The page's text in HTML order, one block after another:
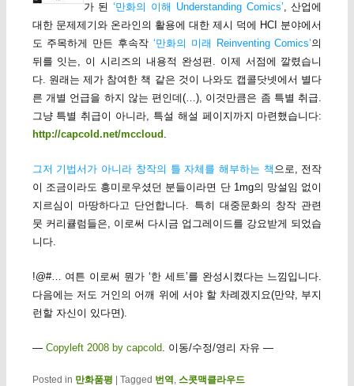
가 된‘만화의 이해 Understanding Comics’, 산업에
대한 문제제기와 온라인의 활용에 대한 제시 덕에 HCI 분야에서
도 주목하게 만든 후속작 ‘만화의 미래 Reinventing Comics’의
뒤를 잇는, 이 시리즈의 내용적 완성편. 이제 서점에 깔렸습니
다. 원래는 제가 참여한 책 같은 것이 나와도 캡콜닷넷에서 별다
른 개별 언급을 하지 않는 편인데(…), 이것만큼은 좀 특별 취급.
그냥 특별 취급이 아니라, 특설 해설 페이지까지 마련했습니다:
http://capcold.net/mccloud .
그저 기법서가 아니라 창작의 틀 자체를 해부하는 책 으로, 전작
이 조금이라도 흥미로우셨던 분들이라면 단 1mg의 망설임 없이
지르심이 마땅하다고 단언합니다. 특히 대중문화의 창작 관련
뭇 커리큘럼들은, 이로써 다시금 업그레이드를 강요받게 되었습
니다.
!@#… 여튼 이로써 뭔가 ‘한 세트’를 완성시켰다는 느낌입니다.
다음에는 저도 거인의 어깨 위에 서야 할 차례겠지요(만약, 부지
런할 자신이 있다면).
— Copyleft 2008 by capcold. 이동/수정/영리 자유 —
Posted in 만화품평 | Tagged 번역 스콧맥클라우드